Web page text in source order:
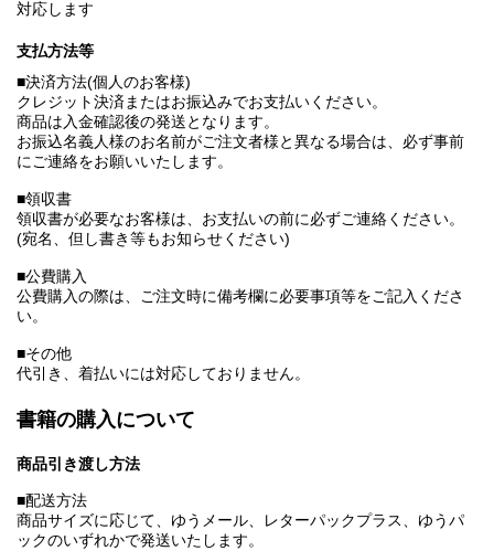
対応します
支払方法等
■決済方法(個人のお客様)
クレジット決済またはお振込みでお支払いください。
商品は入金確認後の発送となります。
お振込名義人様のお名前がご注文者様と異なる場合は、必ず事前
にご連絡をお願いいたします。
■領収書
領収書が必要なお客様は、お支払いの前に必ずご連絡ください。
(宛名、但し書き等もお知らせください)
■公費購入
公費購入の際は、ご注文時に備考欄に必要事項等をご記入くださ
い。
■その他
代引き、着払いには対応しておりません。
書籍の購入について
商品引き渡し方法
■配送方法
商品サイズに応じて、ゆうメール、レターパックプラス、ゆうパ
ックのいずれかで発送いたします。